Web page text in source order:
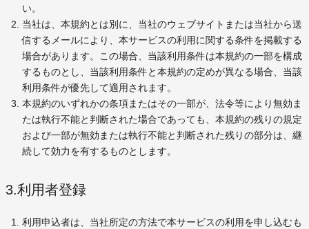
い。
当社は、本規約とは別に、当社のウェブサイトまたは当社から送
信するメールにより、本サービスの利用に関する条件を掲載する
場合があります。この場合、当該利用条件は本規約の一部を構成
するものとし、当該利用条件と本規約の定めが異なる場合、当該
利用条件が優先して適用されます。
本規約のいずれかの条項またはその一部が、法令等により無効ま
たは執行不能と判断された場合であっても、本規約の残りの規定
および一部が無効または執行不能と判断された残りの部分は、継
続して効力を有するものとします。
3.利用者登録
利用申込者は、当社所定の方法で本サービスの利用を申し込むも